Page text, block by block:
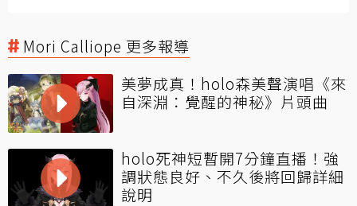
Mori Calliope 更多報導
美夢成真！holo森美聲演唱《來
自深淵：覺醒的神秘》片頭曲
holo死神短暫開7分鐘直播！強
調狀態良好、不久後將回歸詳細
說明